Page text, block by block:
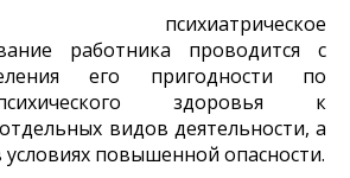
психиатрическое
работника проводится с
его пригодности по
здоровья к
видов деятельности, а
условиях повышенной опасности.